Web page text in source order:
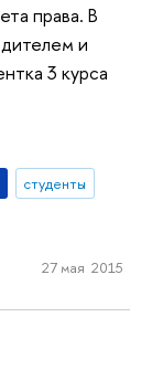
права. В
и
3 курса
студенты
27 мая 2015